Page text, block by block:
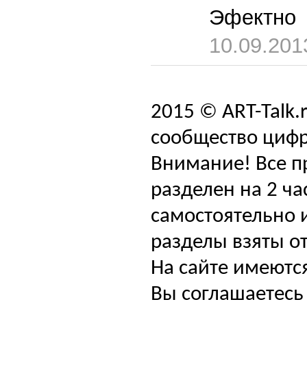
Эфектно
2015 © ART-
сообщество
Внимание! Все
разделен на 2
самостоятельно
разделы взяты
На сайте
Вы